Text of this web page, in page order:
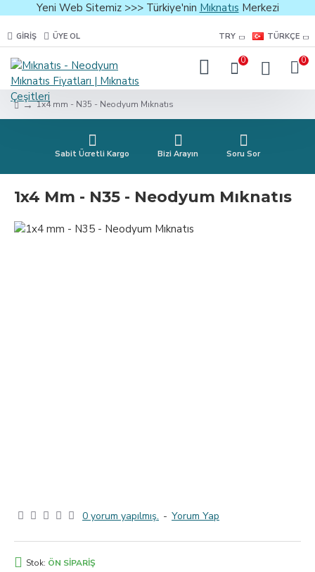
Yeni Web Sitemiz >>> Türkiye'nin Mıknatıs Merkezi
GIRIŞ ÜYE OL TRY TÜRKÇE
0 0
1x4 mm - N35 - Neodyum Mıknatıs
Sabit Ücretli Kargo Bizi Arayın Soru Sor
1x4 Mm - N35 - Neodyum Mıknatıs
0 yorum yapılmış. - Yorum Yap
Stok: ÖN SIPARIŞ